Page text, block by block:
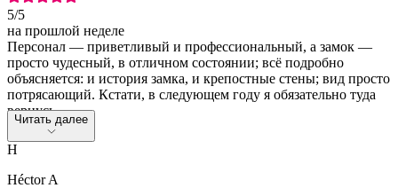
5/5
на прошлой неделе
Персонал — приветливый и профессиональный, а замок —
просто чудесный, в отличном состоянии; всё подробно
объясняется: и история замка, и крепостные стены; вид просто
потрясающий. Кстати, в следующем году я обязательно туда
вернусь.
Читать далее
H
Héctor A